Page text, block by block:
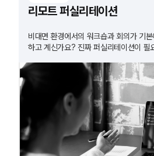
리모트 퍼실리테이션
비대면 환경에서의 워크숍과 회의가 기
하고 계신가요? 진짜 퍼실리테이션이 필